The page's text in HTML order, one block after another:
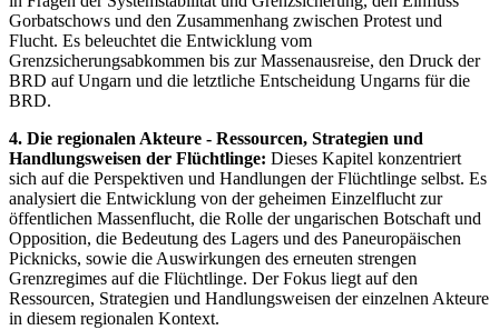
Gorbatschows und den Zusammenhang zwischen Protest und
Flucht. Es beleuchtet die Entwicklung vom
Grenzsicherungsabkommen bis zur Massenausreise, den Druck der
BRD auf Ungarn und die letztliche Entscheidung Ungarns für die
BRD.
4. Die regionalen Akteure - Ressourcen, Strategien und
Handlungsweisen der Flüchtlinge: Dieses Kapitel konzentriert
sich auf die Perspektiven und Handlungen der Flüchtlinge selbst. Es
analysiert die Entwicklung von der geheimen Einzelflucht zur
öffentlichen Massenflucht, die Rolle der ungarischen Botschaft und
Opposition, die Bedeutung des Lagers und des Paneuropäischen
Picknicks, sowie die Auswirkungen des erneuten strengen
Grenzregimes auf die Flüchtlinge. Der Fokus liegt auf den
Ressourcen, Strategien und Handlungsweisen der einzelnen Akteure
in diesem regionalen Kontext.